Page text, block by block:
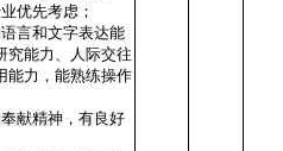
优先考虑；
言和文字表达能
究能力、人际交往
能力，能熟练操作
献精神，有良好